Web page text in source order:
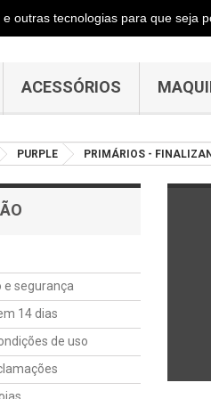
ACESSÓRIOS
PURPLE PRIMÁRIOS -
e segurança
14 dias
de uso
e outras tecnologias para que seja